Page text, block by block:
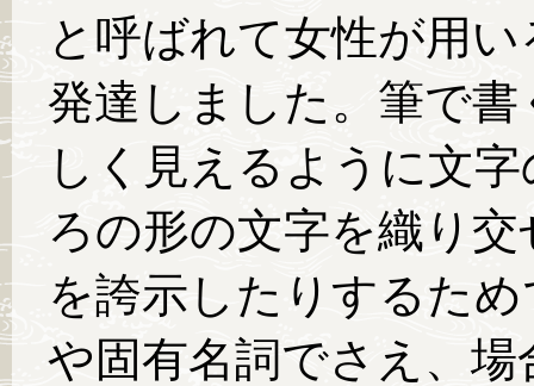
と呼ばれて女性が用
発達しました。筆で
しく見えるように文
ろの形の文字を織り
を誇示したりするた
や固有名詞でさえ、